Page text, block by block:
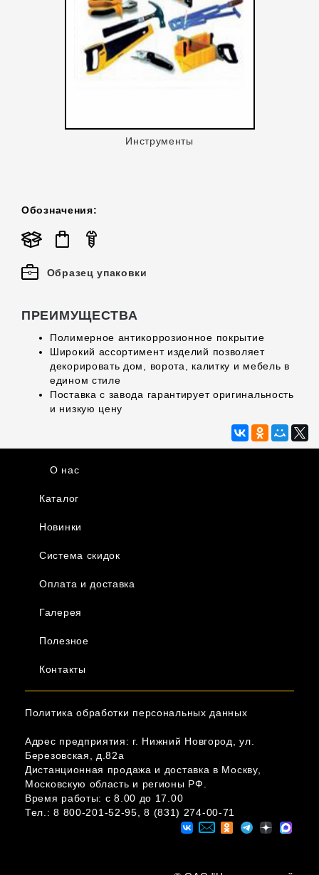
Инструменты
Обозначения:
Образец упаковки
ПРЕИМУЩЕСТВА
Полимерное антикоррозионное покрытие
Широкий ассортимент изделий позволяет
декорировать дом, ворота, калитку и мебель в
едином стиле
Поставка с завода гарантирует оригинальность
и низкую цену
О нас
Каталог
Новинки
Система скидок
Оплата и доставка
Галерея
Полезное
Контакты
Политика обработки персональных данных
Адрес предприятия: г. Нижний Новгород, ул.
Березовская, д.82а
Дистанционная продажа и доставка в Москву,
Московскую область и регионы РФ.
Время работы: c 8.00 до 17.00
Тел.:8 800-201-52-95,8 (831) 274-00-71